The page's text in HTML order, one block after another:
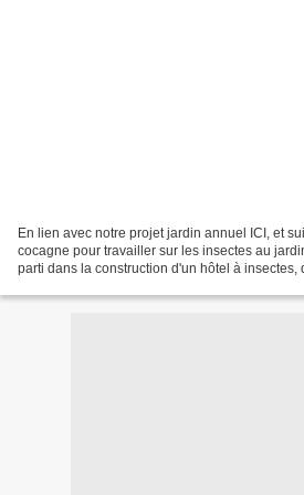
En lien avec notre projet jardin annuel ICI, et
cocagne pour travailler sur les insectes au
parti dans la construction d'un hôtel à insectes,